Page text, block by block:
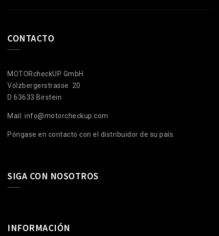
CONTACTO
MOTORcheckUP GmbH
Völzbergerstrasse 20
D 63633 Birstein
Mail: info@motorcheckup.com
Póngase en contacto con el distribuidor de su país.
SIGA CON NOSOTROS
INFORMACIÓN